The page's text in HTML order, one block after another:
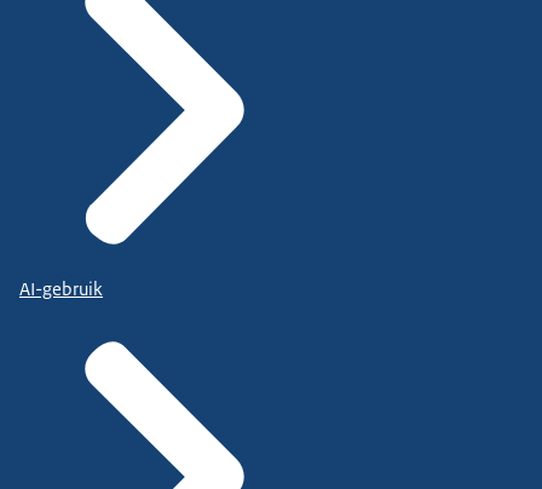
AI-gebruik